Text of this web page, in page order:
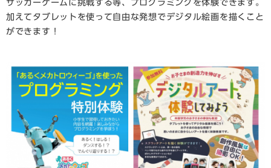
サッカーゲームに挑戦する等、プログラミングを体験できます。
加えてタブレットを使って自由な発想でデジタル絵画を描くこと
ができます！